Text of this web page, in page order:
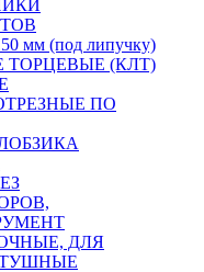
мм (под липучку)
ТОРЦЕВЫЕ (КЛТ)
ПО
ДЛЯ